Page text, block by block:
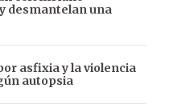
desmantelan una
asfixia y la violencia
autopsia